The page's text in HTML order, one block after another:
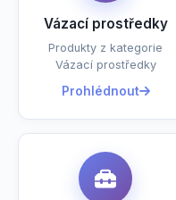
Vázací prostředky
Produkty z kategorie
Vázací prostředky
Prohlédnout